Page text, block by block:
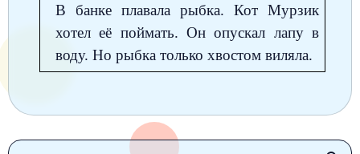
География
Литература
Биология
Информатика
Обществознание
История
Английский язык
Геометрия
Литература
Русский язык
Английский язык
Обществознание
Информатика
Информатика
Английский язык
Русский язык
Русский язык
Химия
В банке плавала рыбка. Кот Мурзик
хотел её поймать. Он опускал лапу в
воду. Но рыбка только хвостом виляла.